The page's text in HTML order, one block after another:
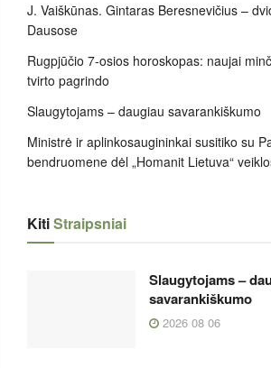
J. Vaiškūnas. Gintaras Beresnevičius –
Dausose
Rugpjūčio 7-osios horoskopas: naujai
tvirto pagrindo
Slaugytojams – daugiau savarankiškumo
Ministrė ir aplinkosaugininkai susitiko su
bendruomene dėl „Homanit Lietuva“
KitiStraipsniai
Slaugytojams –
savarankiškumo
2026 08 06